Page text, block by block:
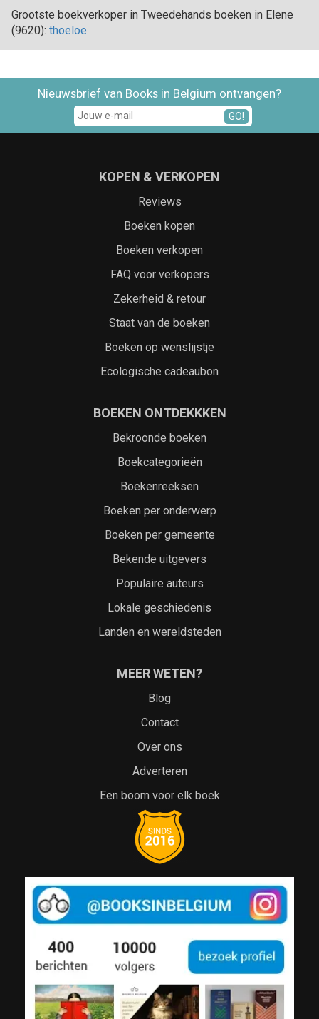
Grootste boekverkoper in Tweedehands boeken in Elene
(9620): thoeloe
Nieuwsbrief van Books in Belgium ontvangen?
GO!
KOPEN & VERKOPEN
Reviews
Boeken kopen
Boeken verkopen
FAQ voor verkopers
Zekerheid & retour
Staat van de boeken
Boeken op wenslijstje
Ecologische cadeaubon
BOEKEN ONTDEKKKEN
Bekroonde boeken
Boekcategorieën
Boekenreeksen
Boeken per onderwerp
Boeken per gemeente
Bekende uitgevers
Populaire auteurs
Lokale geschiedenis
Landen en wereldsteden
MEER WETEN?
Blog
Contact
Over ons
Adverteren
Een boom voor elk boek